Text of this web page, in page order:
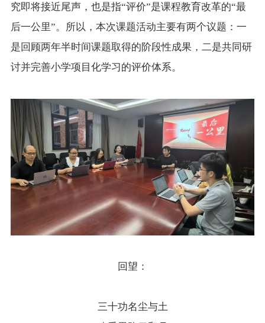
究即将接近尾声，也是指“评价”是课程教育改革的“最
后一公里”。所以，本次课题活动主要有两个议题：一
是回顾两年半时间课题取得的阶段性成果，二是共同研
讨并完善小学项目化学习的评价体系。
回望：
三十功名尘与土